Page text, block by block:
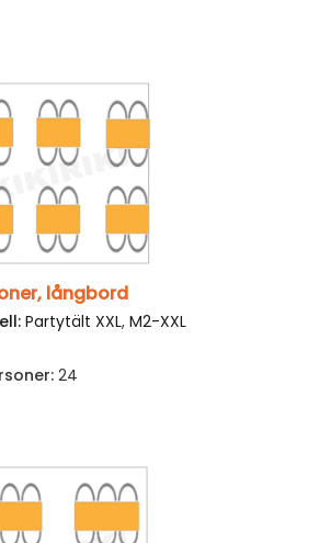
långbord
Partytält XXL,M2-XXL
24